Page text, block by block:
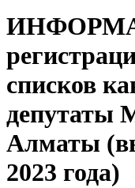
списков
депутаты
Алматы
2023 года)